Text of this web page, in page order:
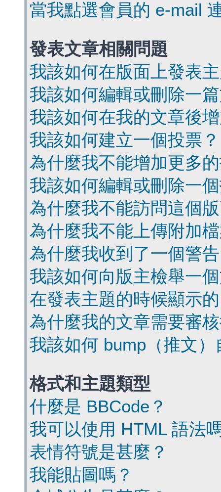
當我點選會員的 e-mail
發表文章相關問題
我該如何在版面上發表
我該如何編輯或刪除一
我該如何在我的文章後
我該如何建立一個投票？
為什麼我不能增加更多
我該如何編輯或刪除一
為什麼我不能訪問這個
為什麼我不能上傳附加
為什麼我收到了一個警
我該如何向版主檢舉一
在發表主題的時候顯示
為什麼我的文章需要審
我該如何 bump（推文
格式和主題類型
什麼是 BBCode？
我可以使用 HTML 語法
表情符號是甚麼？
我能貼圖嗎？